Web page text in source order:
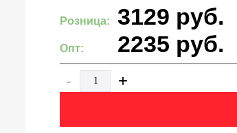
Розница: 3129 руб.
Опт: 2235 руб.
- +